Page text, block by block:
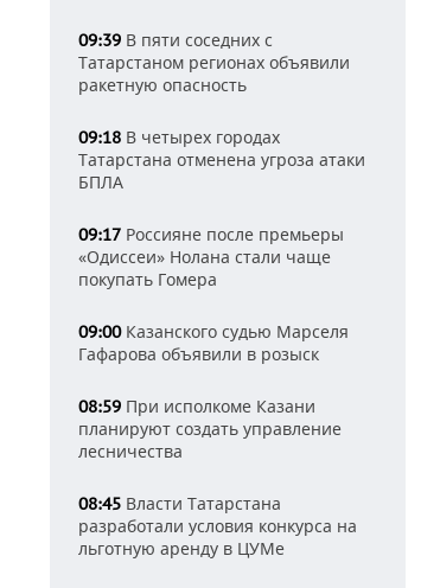
09:39 В пяти соседних с
Татарстаном регионах объявили
ракетную опасность
09:18 В четырех городах
Татарстана отменена угроза атаки
БПЛА
09:17 Россияне после премьеры
«Одиссеи» Нолана стали чаще
покупать Гомера
09:00Казанского судью Марселя
Гафарова объявили в розыск
08:59 При исполкоме Казани
планируют создать управление
лесничества
08:45 Власти Татарстана
разработали условия конкурса на
льготную аренду в ЦУМе